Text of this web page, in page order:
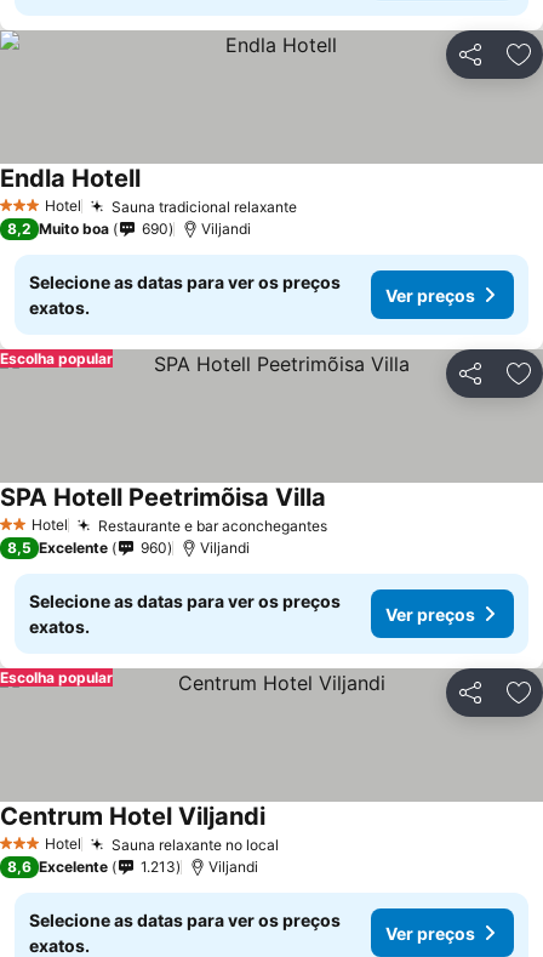
Partilhar
3 EstrelasHotel Sauna tradicional relaxante
Endla Hotell
8,2 Muito boa 690 Viljandi
Selecione as datas para ver os preços
exatos.
Ver preços
Partilhar
Escolha popular
2 Estrelas
Hotel Restaurante e bar aconchegantes
SPA Hotell Peetrimõisa Villa
8,5 Excelente 960 Viljandi
Selecione as datas para ver os preços
exatos.
Ver preços
Partilhar
Escolha popular
3 EstrelasHotel Sauna relaxante no local
Centrum Hotel Viljandi
8,6 Excelente 1.213 Viljandi
Selecione as datas para ver os preços
exatos.
Ver preços